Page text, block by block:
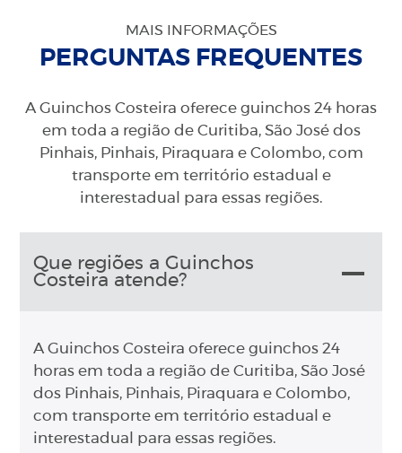
MAIS INFORMAÇÕES
PERGUNTAS FREQUENTES
A Guinchos Costeira oferece guinchos 24 horas
em toda a região de Curitiba, São José dos
Pinhais, Pinhais, Piraquara e Colombo, com
transporte em território estadual e
interestadual para essas regiões.
Que regiões a Guinchos
Costeira atende?
A Guinchos Costeira oferece guinchos 24
horas em toda a região de Curitiba, São José
dos Pinhais, Pinhais, Piraquara e Colombo,
com transporte em território estadual e
interestadual para essas regiões.